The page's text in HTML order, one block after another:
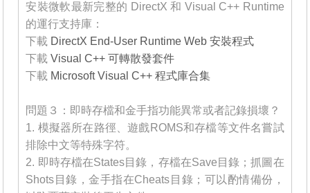
安裝微軟最新完整的 DirectX 和 Visual C++ Runtime
的運行支持庫：
下載 DirectX End-User Runtime Web 安裝程式
下載Visual C++ 可轉散發套件
下載 Microsoft Visual C++ 程式庫合集
問題３：即時存檔和金手指功能異常或者記錄損壞？
1. 模擬器所在路徑、遊戲ROMS和存檔等文件名嘗試
排除中文等特殊字符。
2. 即時存檔在States目錄，存檔在Save目錄；抓圖在
Shots目錄，金手指在Cheats目錄；可以酌情備份，